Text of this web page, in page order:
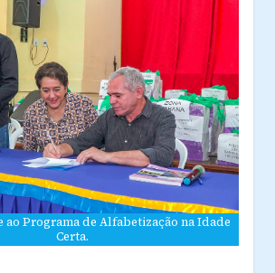
ao Programa de Alfabetização na Idade
Certa.